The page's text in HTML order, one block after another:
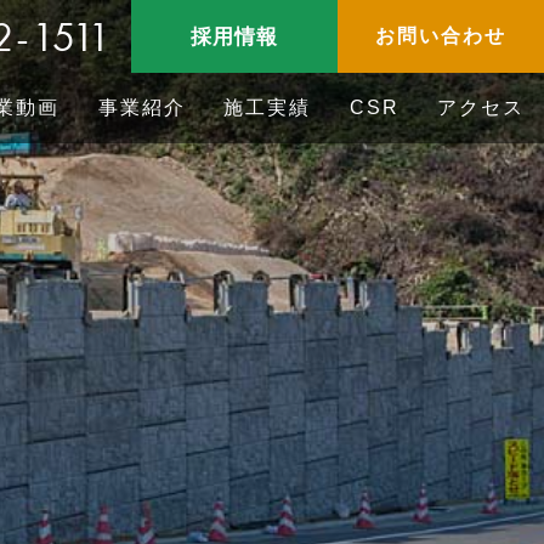
1511 採用情報 お問い合わせ
地域貢献 ニュース
動画 事業紹介 施工実績 CSR アクセス